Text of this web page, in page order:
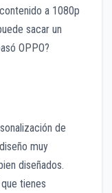
a 1080p
sacar un
OPPO?
de
muy
diseñados.
tienes